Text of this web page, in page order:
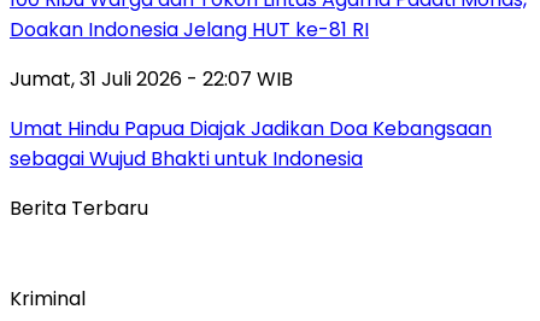
Doakan Indonesia Jelang HUT ke-81 RI
Jumat, 31 Juli 2026 - 22:07 WIB
Umat Hindu Papua Diajak Jadikan Doa Kebangsaan
sebagai Wujud Bhakti untuk Indonesia
Berita Terbaru
Kriminal